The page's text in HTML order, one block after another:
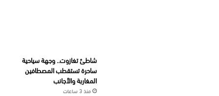
شاطئ تغازوت.. وجهة سياحية
ساحرة تستقطب المصطافين
المغاربة والأجانب
منذ 3 ساعات